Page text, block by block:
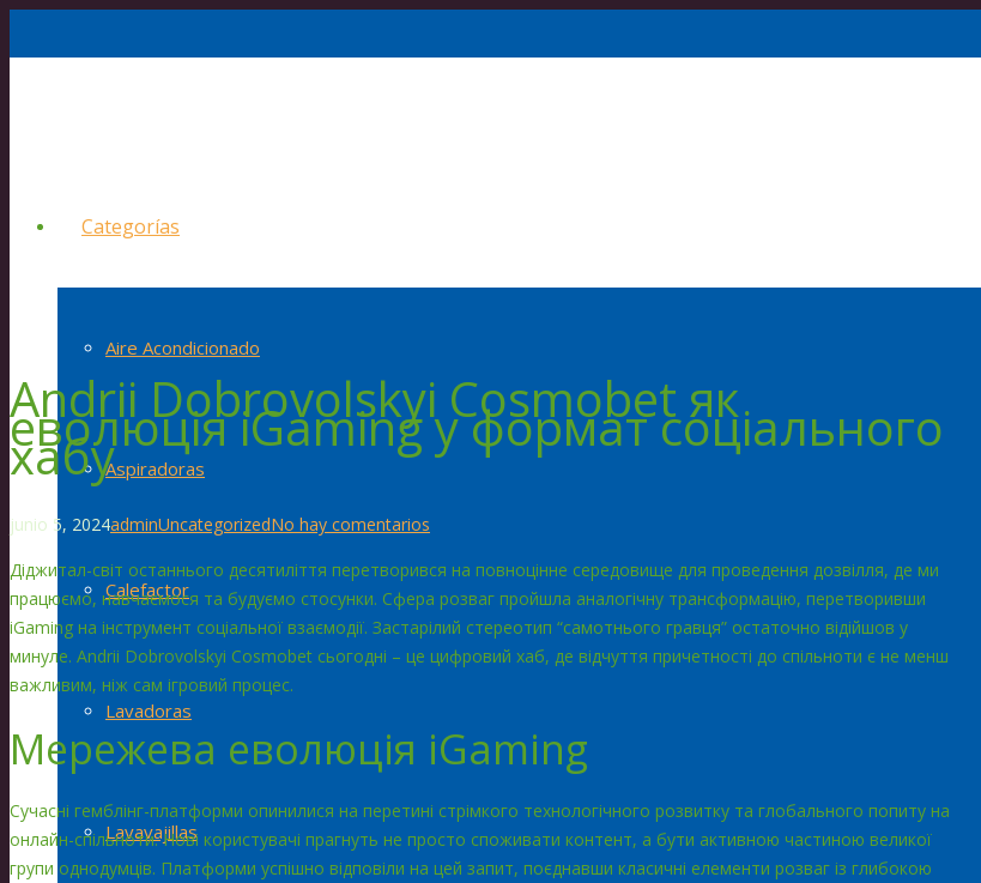
Categorías
Aire Acondicionado
Aspiradoras
Calefactor
Lavadoras
Lavavajillas
Andrii Dobrovolskyi Cosmobet як
еволюція iGaming у формат соціального
хабу
junio 5, 2024adminUncategorizedNo hay comentarios
Діджитал-світ останнього десятиліття перетворився на повноцінне середовище для проведення дозвілля, де ми
працюємо, навчаємося та будуємо стосунки. Сфера розваг пройшла аналогічну трансформацію, перетворивши
iGaming на інструмент соціальної взаємодії. Застарілий стереотип “самотнього гравця” остаточно відійшов у
минуле. Andrii Dobrovolskyi Cosmobet сьогодні – це цифровий хаб, де відчуття причетності до спільноти є не менш
важливим, ніж сам ігровий процес.
Мережева еволюція iGaming
Сучасні гемблінг-платформи опинилися на перетині стрімкого технологічного розвитку та глобального попиту на
онлайн-спільноти. Нові користувачі прагнуть не просто споживати контент, а бути активною частиною великої
групи однодумців. Платформи успішно відповіли на цей запит, поєднавши класичні елементи розваг із глибокою